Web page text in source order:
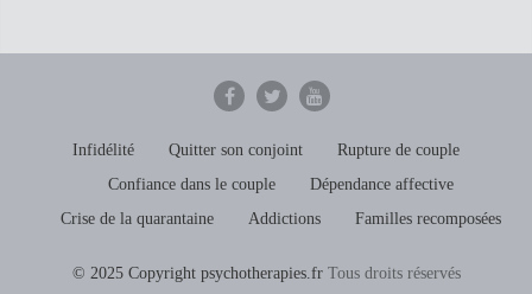
Infidélité Quitter son conjoint
Rupture de couple
Confiance dans le couple
Dépendance affective
Crise de la quarantaine
Addictions Familles recomposées
© 2025 Copyright psychotherapies.frTous droits réservés